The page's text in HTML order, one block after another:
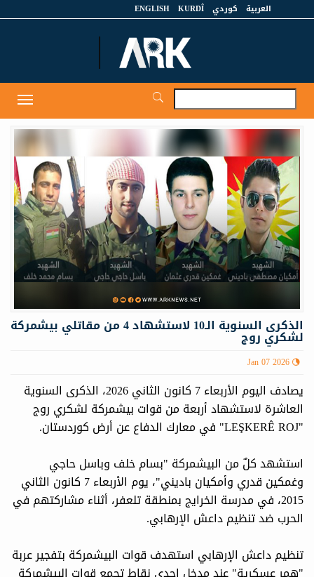
العربية كوردي KURDÎ
ENGLISH
الذكرى السنوية الـ10 لاستشهاد 4 من مقاتلي بيشمركة
لشكري روج
Jan 07 2026
يصادف اليوم الأربعاء 7 كانون الثاني 2026، الذكرى السنوية
العاشرة لاستشهاد أربعة من قوات بيشمركة لشكري روج
"LEŞKERÊ ROJ" في معارك الدفاع عن أرض كوردستان.
استشهد كلٌ من البيشمركة "بسام خلف وباسل حاجي
وغمكين قدري وأمكيان باديني"، يوم الأربعاء 7 كانون الثاني
2015، في مدرسة الخرايج بمنطقة تلعفر، أثناء مشاركتهم في
الحرب ضد تنظيم داعش الإرهابي.
تنظيم داعش الإرهابي استهدف قوات البيشمركة بتفجير عربة